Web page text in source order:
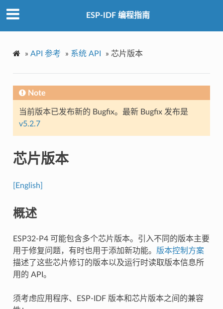
ESP-IDF 编程指南
» API 参考 » 系统 API » 芯片版本
Note
当前版本已发布新的 Bugfix。最新 Bugfix 发布是
v5.2.7
芯片版本
[English]
概述
ESP32-P4 可能包含多个芯片版本。引入不同的版本主要
用于修复问题，有时也用于添加新功能。 版本控制方案
描述了这些芯片修订的版本以及运行时读取版本信息所
用的 API。
须考虑应用程序、ESP-IDF 版本和芯片版本之间的兼容